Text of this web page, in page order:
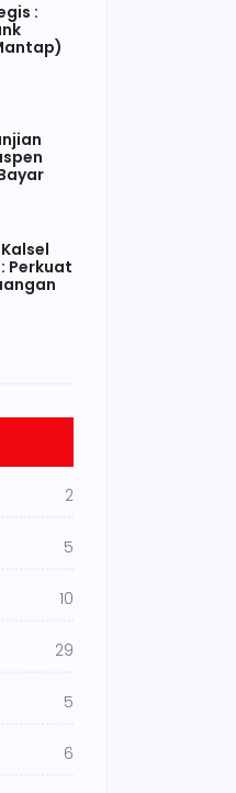
:
Perkuat
2
5
10
29
5
6